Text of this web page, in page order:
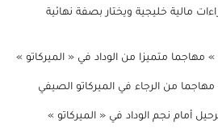
مالية خليجية ويختار بصفة نهائية
مهاجما متميزا من الوداد في « الميركاتو »
من الرجاء في الميركاتو الصيفي
أمام نجم الوداد في « الميركاتو »